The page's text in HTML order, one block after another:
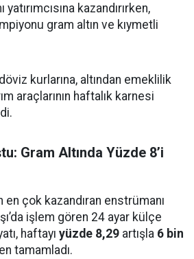
yatırımcısına kazandırırken,
gram altın ve kıymetli
kurlarına, altından emeklilik
araçlarının haftalık karnesi
Gram Altında Yüzde 8’i
en çok kazandıran enstrümanı
işlem gören 24 ayar külçe
haftayı yüzde 8,29 artışla 6 bin
tamamladı.